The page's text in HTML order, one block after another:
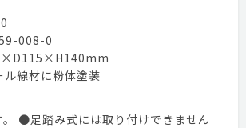
008-0
ル線材に粉体塗装
●足踏み式には取り付けできません